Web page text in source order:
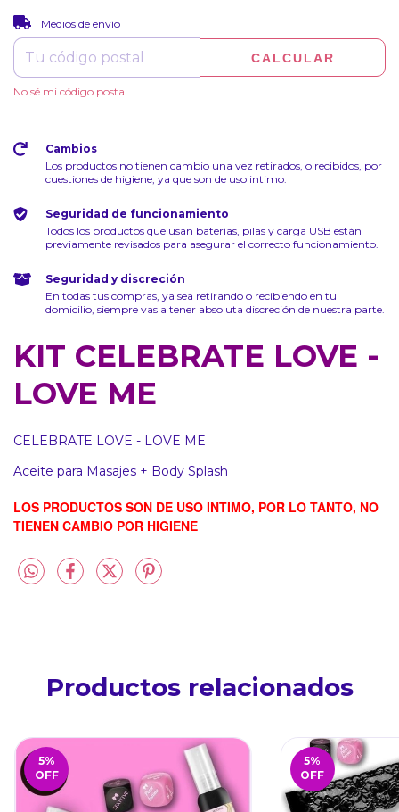
Entregas para el CP:
Medios de envío
CALCULAR
No sé mi código postal
Cambios
Los productos no tienen cambio una vez retirados, o recibidos, por
cuestiones de higiene, ya que son de uso intimo.
Seguridad de funcionamiento
Todos los productos que usan baterías, pilas y carga USB están
previamente revisados para asegurar el correcto funcionamiento.
Seguridad y discreción
En todas tus compras, ya sea retirando o recibiendo en tu
domicilio, siempre vas a tener absoluta discreción de nuestra parte.
KIT CELEBRATE LOVE -
LOVE ME
CELEBRATE LOVE - LOVE ME
Aceite para Masajes + Body Splash
LOS PRODUCTOS SON DE USO INTIMO, POR LO TANTO, NO
TIENEN CAMBIO POR HIGIENE
Productos relacionados
5%
OFF
5%
OFF